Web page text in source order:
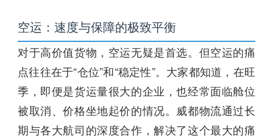
空运：速度与保障的极致平衡
对于高价值货物，空运无疑是首选。但空运的痛
点往往在于“仓位”和“稳定性”。大家都知道，在旺
季，即便是货运量很大的企业，也经常面临舱位
被取消、价格坐地起价的情况。威都物流通过长
期与各大航司的深度合作，解决了这个最大的痛